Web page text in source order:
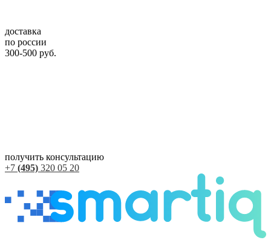
доставка
по россии
300-500 руб.
получить консультацию
+7 (495) 320 05 20